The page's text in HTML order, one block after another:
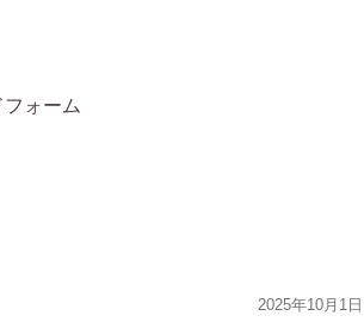
ォーム
2025年10月1日